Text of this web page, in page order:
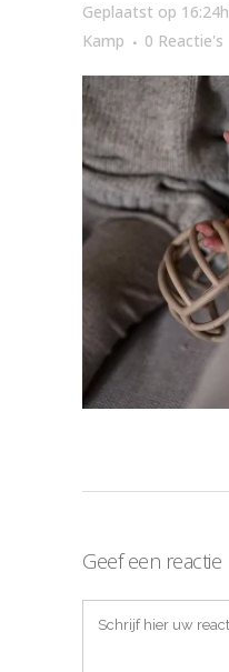
Geplaatst op 16:24h
Kamp
0 Reactie's
Geef een reactie